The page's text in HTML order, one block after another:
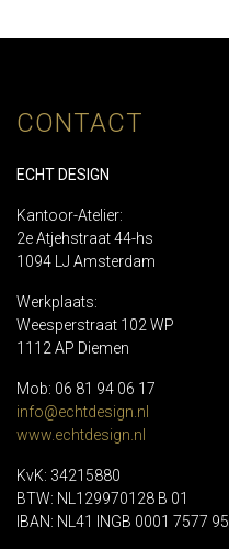
CONTACT
ECHT DESIGN
Kantoor-Atelier:
2e Atjehstraat 44-hs
1094 LJ Amsterdam
Werkplaats:
Weesperstraat 102 WP
1112 AP Diemen
Mob: 06 81 94 06 17
info@echtdesign.nl
www.echtdesign.nl
KvK: 34215880
BTW: NL129970128 B 01
IBAN: NL41 INGB 0001 7577 95